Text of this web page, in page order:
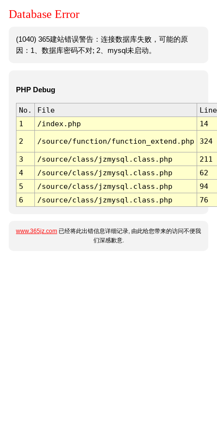
Database Error
(1040) 365建站错误警告：连接数据库失败，可能的原
因：1、数据库密码不对; 2、mysql未启动。
PHP Debug
No. File
Line
1
/index.php 14
2 /source/function/function_extend.php 324
3 /source/class/jzmysql.class.php
211
4
/source/class/jzmysql.class.php
62
5
/source/class/jzmysql.class.php
94
6
/source/class/jzmysql.class.php 76
www.365jz.com 已经将此出错信息详细记录, 由此给您带来的访问不便我
们深感歉意.